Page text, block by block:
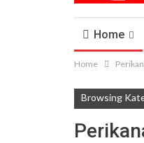
Home
Lomba Vlog
Home
Browsing